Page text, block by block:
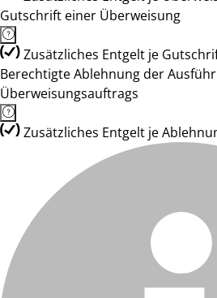
Gutschrift einer Überweisung
Zusätzliches Entgelt je
Berechtigte Ablehnung der
Überweisungsauftrags
Zusätzliches Entgelt je